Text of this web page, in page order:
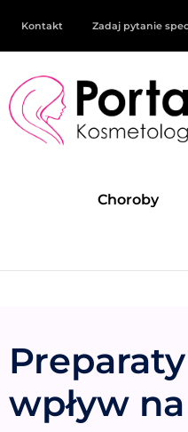
Kontakt Zadaj pytanie
Choroby
wpływ